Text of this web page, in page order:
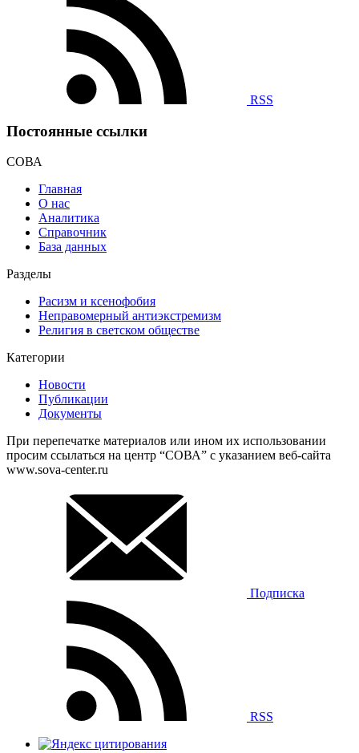
RSS
Постоянные ссылки
СОВА
Главная
О нас
Аналитика
Справочник
База данных
Разделы
Расизм и ксенофобия
Неправомерный антиэкстремизм
Религия в светском обществе
Категории
Новости
Публикации
Документы
При перепечатке материалов или ином их использовании
просим ссылаться на центр “СОВА” с указанием веб-сайта
www.sova-center.ru
Подписка
RSS